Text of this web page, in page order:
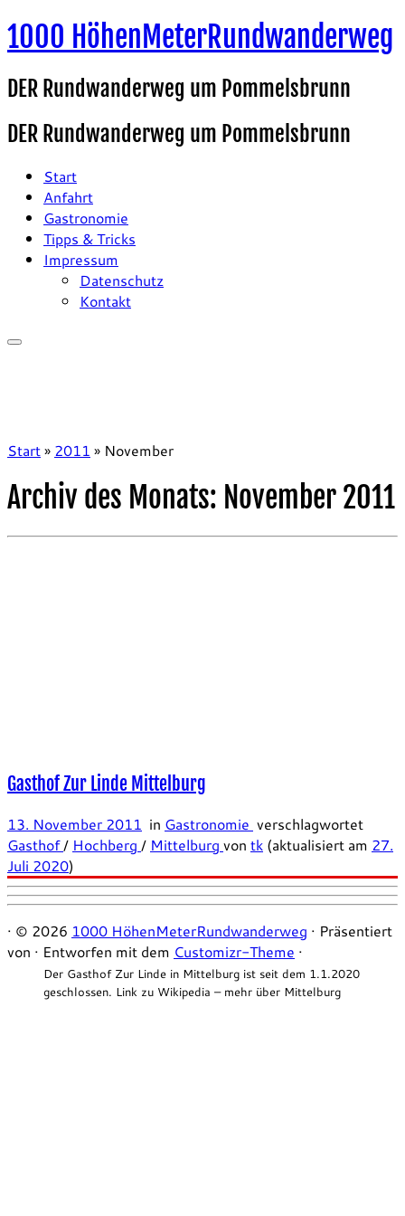
Zum
Inhalt
1000 HöhenMeterRundwanderweg
DER Rundwanderweg um Pommelsbrunn
DER Rundwanderweg um Pommelsbrunn
Start
Anfahrt
Gastronomie
Tipps & Tricks
Impressum
Datenschutz
Kontakt
Start» 2011 » November
Archiv des Monats: November 2011
Der Gasthof Zur Linde in Mittelburg ist seit dem 1.1.2020
geschlossen. Link zu Wikipedia – mehr über Mittelburg
Gasthof Zur Linde Mittelburg
13. November 2011 in Gastronomie verschlagwortet
Gasthof/ Hochberg / Mittelburg von tk (aktualisiert am 27.
Juli 2020)
· © 2026 1000 HöhenMeterRundwanderweg · Präsentiert
von · Entworfen mit dem Customizr-Theme ·